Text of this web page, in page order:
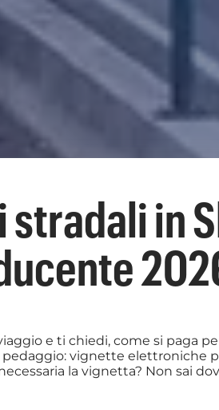
stradali in
e ti chiedi, come si paga
vignette elettroniche
la vignetta? Non sai